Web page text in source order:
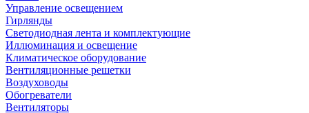
Управление освещением
Гирлянды
Светодиодная лента и комплектующие
Иллюминация и освещение
Климатическое оборудование
Вентиляционные решетки
Воздуховоды
Обогреватели
Вентиляторы